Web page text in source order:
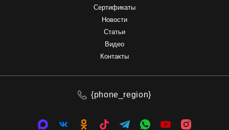
Сертификаты
Новости
Статьи
Видео
Контакты
{phone_region}